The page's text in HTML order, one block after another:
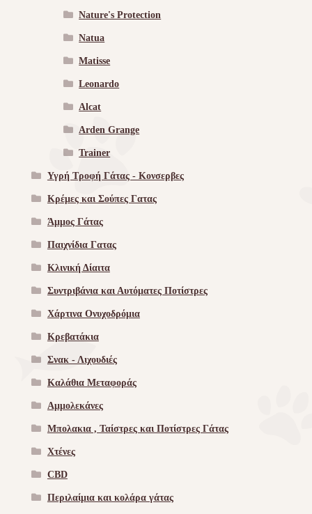
Nature's Protection
Natua
Matisse
Leonardo
Alcat
Arden Grange
Trainer
Υγρή Τροφή Γάτας - Kονσερβες
Κρέμες και Σούπες Γατας
Άμμος Γάτας
Παιχνίδια Γατας
Κλινική Δίαιτα
Συντριβάνια και Αυτόματες Ποτίστρες
Χάρτινα Ονυχοδρόμια
Κρεβατάκια
Σνακ - Λιχουδιές
Καλάθια Μεταφοράς
Αμμολεκάνες
Μπολακια , Ταίστρες και Ποτίστρες Γάτας
Χτένες
CBD
Περιλαίμια και κολάρα γάτας